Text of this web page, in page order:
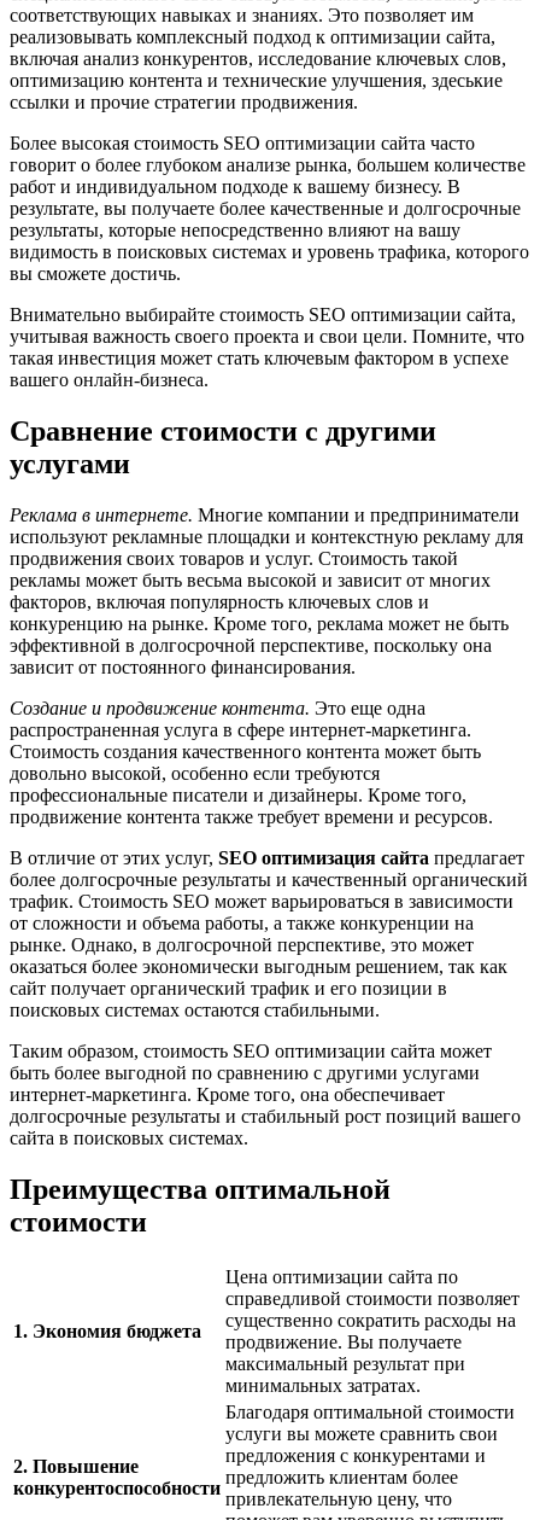
соответствующих навыках и знаниях. Это позволяет им
реализовывать комплексный подход к оптимизации сайта,
включая анализ конкурентов, исследование ключевых слов,
оптимизацию контента и технические улучшения, здеськие
ссылки и прочие стратегии продвижения.
Более высокая стоимость SEO оптимизации сайта часто
говорит о более глубоком анализе рынка, большем количестве
работ и индивидуальном подходе к вашему бизнесу. В
результате, вы получаете более качественные и долгосрочные
результаты, которые непосредственно влияют на вашу
видимость в поисковых системах и уровень трафика, которого
вы сможете достичь.
Внимательно выбирайте стоимость SEO оптимизации сайта,
учитывая важность своего проекта и свои цели. Помните, что
такая инвестиция может стать ключевым фактором в успехе
вашего онлайн-бизнеса.
Сравнение стоимости с другими
услугами
Реклама в интернете. Многие компании и предприниматели
используют рекламные площадки и контекстную рекламу для
продвижения своих товаров и услуг. Стоимость такой
рекламы может быть весьма высокой и зависит от многих
факторов, включая популярность ключевых слов и
конкуренцию на рынке. Кроме того, реклама может не быть
эффективной в долгосрочной перспективе, поскольку она
зависит от постоянного финансирования.
Создание и продвижение контента. Это еще одна
распространенная услуга в сфере интернет-маркетинга.
Стоимость создания качественного контента может быть
довольно высокой, особенно если требуются
профессиональные писатели и дизайнеры. Кроме того,
продвижение контента также требует времени и ресурсов.
В отличие от этих услуг, SEO оптимизация сайта предлагает
более долгосрочные результаты и качественный органический
трафик. Стоимость SEO может варьироваться в зависимости
от сложности и объема работы, а также конкуренции на
рынке. Однако, в долгосрочной перспективе, это может
оказаться более экономически выгодным решением, так как
сайт получает органический трафик и его позиции в
поисковых системах остаются стабильными.
Таким образом, стоимость SEO оптимизации сайта может
быть более выгодной по сравнению с другими услугами
интернет-маркетинга. Кроме того, она обеспечивает
долгосрочные результаты и стабильный рост позиций вашего
сайта в поисковых системах.
Преимущества оптимальной
стоимости
1. Экономия бюджета
Цена оптимизации сайта по
справедливой стоимости позволяет
существенно сократить расходы на
продвижение. Вы получаете
максимальный результат при
минимальных затратах.
2. Повышение
конкурентоспособности
Благодаря оптимальной стоимости
услуги вы можете сравнить свои
предложения с конкурентами и
предложить клиентам более
привлекательную цену, что